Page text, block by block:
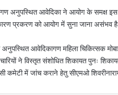
अनुपस्थित आवेदिका ने आयोग के समक्ष इस
प्रकरण को आयोग में सुना जाना असंभव
आवेदिकागण महिला चिकित्सक
ने विस्तृत संशोधित शिकायत पुनः
कमेटी में जांच कराने हेतु सीएमओ